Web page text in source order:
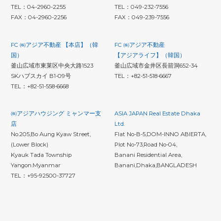
TEL：04-2960-2255
FAX：04-2960-2256
TEL：049-232-7556
FAX：049-239-7556
FC ㈱アジア不動産 【本店】（韓
国）
釜山広域市東莱区中央大路1523
SKハブスカイ B1-09号
TEL：+82-51-558-6668
FC ㈱アジア不動産
【アジアライフ】（韓国）
釜山広域市金井区長箭洞652-34
TEL：+82-51-518-6667
㈱アジアハウジング ミャンマー支
店
No.205,Bo Aung Kyaw Street,
(Lower Block)
Kyauk Tada Township
Yangon.Myanmar
TEL：+95-92500-37727
ASIA JAPAN Real Estate Dhaka
Ltd.
Flat No-B-5,DOM-INNO ABIERTA,
Plot No-73,Road No-04,
Banani Residential Area,
Banani,Dhaka,BANGLADESH